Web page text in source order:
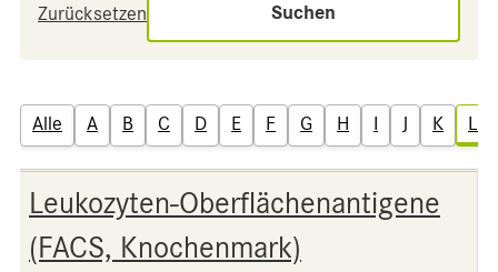
Zurücksetzen Suchen
Alle A B C D E F G H I J K L
Leukozyten-Oberflächenantigene
(FACS, Knochenmark)